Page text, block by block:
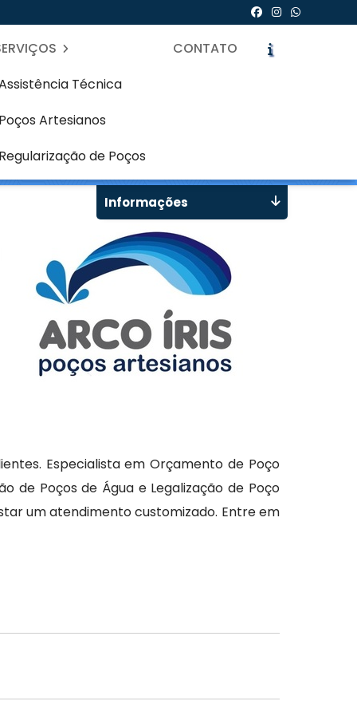
Técnica
Artesianos
de Poços
CONTATO
Especialista em Orçamento de Poço
de Poços de Água e Legalização de Poço
um atendimento customizado. Entre em
Informações